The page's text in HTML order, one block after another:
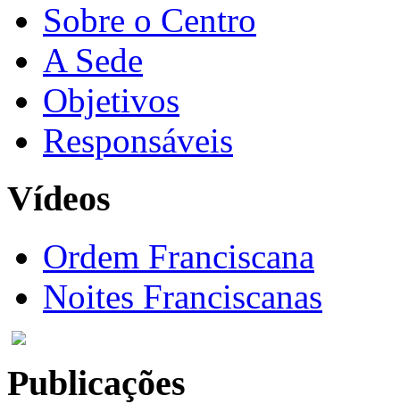
Sobre o Centro
A Sede
Objetivos
Responsáveis
Vídeos
Ordem Franciscana
Noites Franciscanas
Publicações